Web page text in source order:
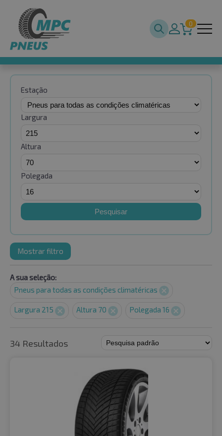
0
Estação
Largura
Altura
Polegada
Pesquisar
Mostrar filtro
A sua seleção:
Pneus para todas as condições climatéricas
Largura 215 Altura 70 Polegada 16
34 Resultados